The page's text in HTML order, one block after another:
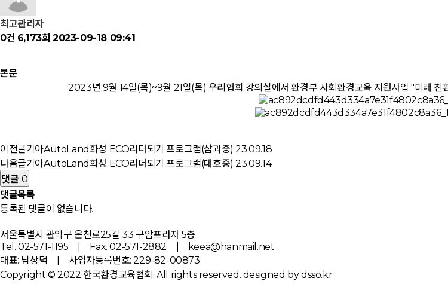
최고관리자
0건 6,173회 2023-09-18 09:41
본문
2023년 9월 14일(목)~9월 21일(목) 우리협회 강의실에서 환경부 사회환경교육 지원사업 "미래
이전글기아AutoLand화성 ECO리더되기 프로그램(삼괴중) 23.09.18
다음글기아AutoLand화성 ECO리더되기 프로그램(대호중) 23.09.14
댓글 0
댓글목록
등록된 댓글이 없습니다.
서울특별시 관악구 은천로25길 33 구암프라자 5층
Tel. 02-571-1195 | Fax. 02-571-2882 | keea@hanmail.net
대표: 남상덕 | 사업자등록번호: 229-82-00873
Copyright © 2022 한국환경교육협회. All rights reserved. designed by dsso.kr